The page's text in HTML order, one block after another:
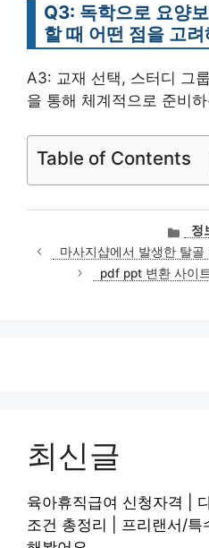
Q3: 독학으로 요양
할 때 어떤 점을 고
A3: 교재 선택, 스터디 그
을 통해 체계적으로 준비
Table of Contents
카
테
고
리
정
마사지샵에서 발생한 탈
pdf ppt 변환 사이
최신글
육아휴직급여 신청자격 |
조건 총정리 | 프리랜서/특